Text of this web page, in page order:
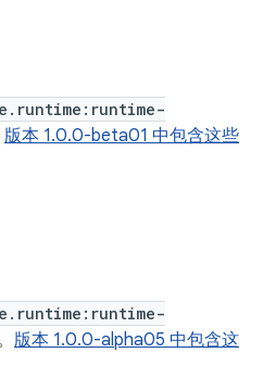
版本 1.0.0-beta01 中包含这些
版本 1.0.0-alpha05 中包含这